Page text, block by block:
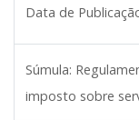
Data de
Súmula:
imposto sobre